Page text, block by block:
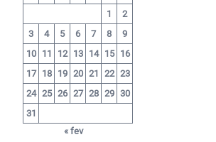
1
2
3
4 5 6 7 8
9
10
11 12 13 14 15
16
17
18 19 20 21 22 23
24 25 26 27 28 29 30
31
« fev